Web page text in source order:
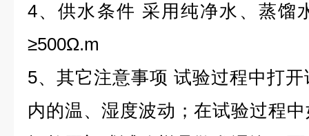
4、供水条件 采用纯净水、蒸馏
≥500Ω.m
5、其它注意事项 试验过程中打
内的温、湿度波动；在试验过程